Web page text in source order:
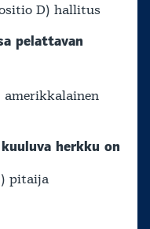
D) hallitus
pelattavan
amerikkalainen
herkku on
pitaija